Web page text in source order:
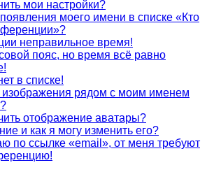
мои настройки?
моего имени в списке «Кто
неправильное время!
пояс, но время всё равно
в списке!
изображения рядом с моим именем
отображение аватары?
и как я могу изменить его?
по ссылке «email», от меня требуют